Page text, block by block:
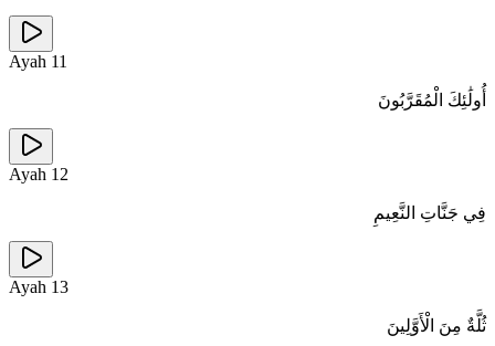
Ayah 11
أُولَٰئِكَ الْمُقَرَّبُونَ
Ayah 12
فِي جَنَّاتِ النَّعِيمِ
Ayah 13
ثُلَّةٌ مِنَ الْأَوَّلِينَ